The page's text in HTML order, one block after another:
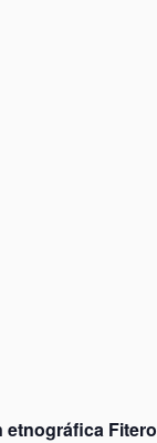
etnográfica Fitero